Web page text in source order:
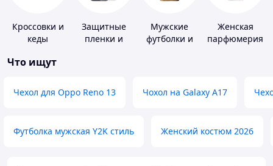
Кроссовки и
кеды
Защитные
пленки и
Мужские
футболки и
Женская
парфюмерия
Что ищут
Чехол для Oppo Reno 13 Чохол на Galaxy A17
Футболка мужская Y2K стиль Женский костюм 2026